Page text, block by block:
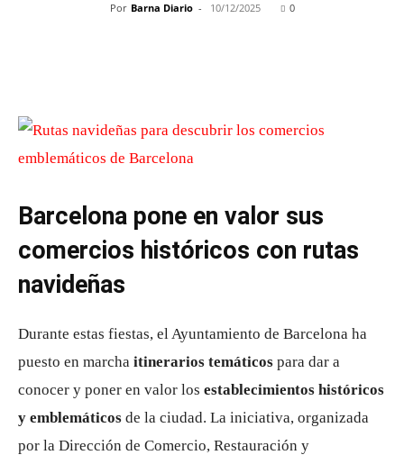
Por Barna Diario - 10/12/2025 0
Barcelona pone en valor sus
comercios históricos con rutas
navideñas
Durante estas fiestas, el Ayuntamiento de Barcelona ha
puesto en marcha itinerarios temáticos para dar a
conocer y poner en valor los establecimientos históricos
y emblemáticos de la ciudad. La iniciativa, organizada
por la Dirección de Comercio, Restauración y